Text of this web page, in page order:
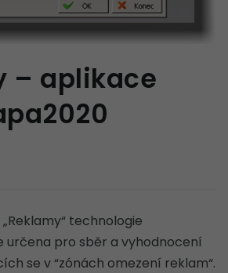
– aplikace
technologie
určena pro sběr a vyhodnocení
se v “zónách omezení reklam“.